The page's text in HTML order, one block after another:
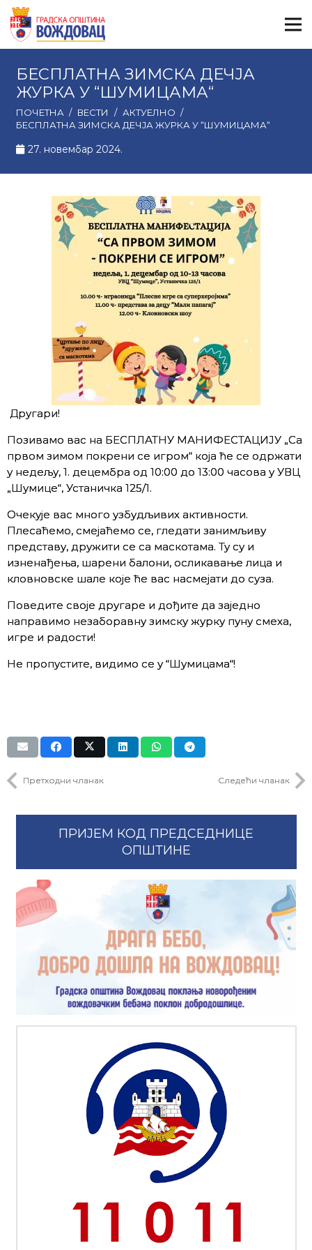
БЕСПЛАТНА ЗИМСКА ДЕЧЈА
ЖУРКА У “ШУМИЦАМА“
ПОЧЕТНА / ВЕСТИ / АКТУЕЛНО /
БЕСПЛАТНА ЗИМСКА ДЕЧЈА ЖУРКА У “ШУМИЦАМА“
27. новембар 2024.
Другари!
Позивамо вас на БЕСПЛАТНУ МАНИФЕСТАЦИЈУ „Са
првом зимом покрени се игром“ која ће се одржати
у недељу, 1. децембра од 10:00 до 13:00 часова у УВЦ
„Шумице“, Устаничка 125/1.
Очекује вас много узбудљивих активности.
Плесаћемо, смејаћемо се, гледати занимљиву
представу, дружити се са маскотама. Ту су и
изненађења, шарени балони, осликавање лица и
кловновске шале које ће вас насмејати до суза.
Поведите своје другаре и дођите да заједно
направимо незаборавну зимску журку пуну смеха,
игре и радости!
Не пропустите, видимо се у “Шумицама“!
Претходни чланак Следећи чланак
ПРИЈЕМ КОД ПРЕДСЕДНИЦЕ
ОПШТИНЕ